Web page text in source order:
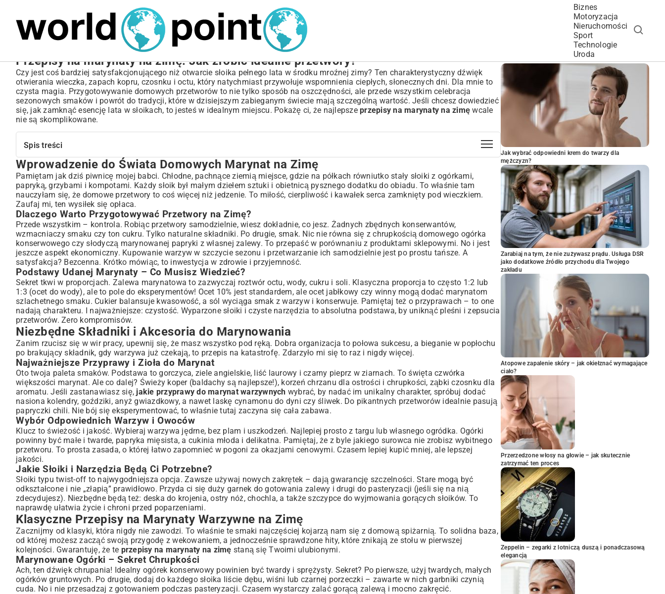
Biznes
Motoryzacja
Nieruchomości
Sport
Technologie
Uroda
Przepisy na marynaty na zimę: Jak zrobić idealne przetwory?
Czy jest coś bardziej satysfakcjonującego niż otwarcie słoika pełnego lata w środku mroźnej zimy? Ten charakterystyczny dźwięk
otwierania wieczka, zapach kopru, czosnku i octu, który natychmiast przywołuje wspomnienia ciepłych, słonecznych dni. Dla mnie to
czysta magia. Przygotowywanie domowych przetworów to nie tylko sposób na oszczędności, ale przede wszystkim celebracja
sezonowych smaków i powrót do tradycji, które w dzisiejszym zabieganym świecie mają szczególną wartość. Jeśli chcesz dowiedzieć
się, jak zamknąć esencję lata w słoikach, to jesteś w idealnym miejscu. Pokażę ci, że najlepsze przepisy na marynaty na zimę wcale
nie są skomplikowane.
Spis treści
Wprowadzenie do Świata Domowych Marynat na Zimę
Dlaczego Warto Przygotowywać Przetwory na Zimę?
Podstawy Udanej Marynaty – Co Musisz Wiedzieć?
Niezbędne Składniki i Akcesoria do Marynowania
Najważniejsze Przyprawy i Zioła do Marynat
Wybór Odpowiednich Warzyw i Owoców
Jakie Słoiki i Narzędzia Będą Ci Potrzebne?
Klasyczne Przepisy na Marynaty Warzywne na Zimę
Marynowane Ogórki – Sekret Chrupkości
Wyśmienita Marynowana Papryka
Cukinia w Słoikach – Kreatywne Warianty
Pomidorki Koktajlowe – Słodko-Kwaśne Przetwory
Nietypowe i Egzotyczne Pomysły na Marynaty
Marynaty Owocowe – Od Słodkich po Pikantne
Warzywa Korzeniowe w Nowej Odsłonie
Porady i Triki dla Perfekcyjnych Przetworów
Jak Zapobiegać Psuciu Się Marynat?
Błędy, Których Należy Unikać Przy Marynowaniu
Przechowywanie Marynat – Długotrwała Świeżość
Podsumowanie i Zachęta do Eksperymentów
Ciesz Się Smakiem Lata Przez Cały Rok!
Wprowadzenie do Świata Domowych Marynat na Zimę
Pamiętam jak dziś piwnicę mojej babci. Chłodne, pachnące ziemią miejsce, gdzie na półkach równiutko stały słoiki z ogórkami,
papryką, grzybami i kompotami. Każdy słoik był małym dziełem sztuki i obietnicą pysznego dodatku do obiadu. To właśnie tam
nauczyłam się, że domowe przetwory to coś więcej niż jedzenie. To miłość, cierpliwość i kawałek serca zamknięty pod wieczkiem.
Zaufaj mi, ten wysiłek się opłaca.
Dlaczego Warto Przygotowywać Przetwory na Zimę?
Przede wszystkim – kontrola. Robiąc przetwory samodzielnie, wiesz dokładnie, co jesz. Żadnych zbędnych konserwantów,
wzmacniaczy smaku czy ton cukru. Tylko naturalne składniki. Po drugie, smak. Nic nie równa się z chrupkością domowego ogórka
konserwowego czy słodyczą marynowanej papryki z własnej zalewy. To przepaść w porównaniu z produktami sklepowymi. No i jest
jeszcze aspekt ekonomiczny. Kupowanie warzyw w szczycie sezonu i przetwarzanie ich samodzielnie jest po prostu tańsze. A
satysfakcja? Bezcenna. Krótko mówiąc, to inwestycja w zdrowie i przyjemność.
Podstawy Udanej Marynaty – Co Musisz Wiedzieć?
Sekret tkwi w proporcjach. Zalewa marynatowa to zazwyczaj roztwór octu, wody, cukru i soli. Klasyczna proporcja to często 1:2 lub
1:3 (ocet do wody), ale to pole do eksperymentów! Ocet 10% jest standardem, ale ocet jabłkowy czy winny mogą dodać marynatom
szlachetnego smaku. Cukier balansuje kwasowość, a sól wyciąga smak z warzyw i konserwuje. Pamiętaj też o przyprawach – to one
nadają charakteru. I najważniejsze: czystość. Wyparzone słoiki i czyste narzędzia to absolutna podstawa, by uniknąć pleśni i zepsucia
przetworów. Zero kompromisów.
Niezbędne Składniki i Akcesoria do Marynowania
Zanim rzucisz się w wir pracy, upewnij się, że masz wszystko pod ręką. Dobra organizacja to połowa sukcesu, a bieganie w popłochu
po brakujący składnik, gdy warzywa już czekają, to przepis na katastrofę. Zdarzyło mi się to raz i nigdy więcej.
Najważniejsze Przyprawy i Zioła do Marynat
Oto twoja paleta smaków. Podstawa to gorczyca, ziele angielskie, liść laurowy i czarny pieprz w ziarnach. To święta czwórka
większości marynat. Ale co dalej? Świeży koper (baldachy są najlepsze!), korzeń chrzanu dla ostrości i chrupkości, ząbki czosnku dla
aromatu. Jeśli zastanawiasz się, jakie przyprawy do marynat warzywnych wybrać, by nadać im unikalny charakter, spróbuj dodać
nasiona kolendry, goździki, anyż gwiazdkowy, a nawet laskę cynamonu do dyni czy śliwek. Do pikantnych przetworów idealnie pasują
papryczki chili. Nie bój się eksperymentować, to właśnie tutaj zaczyna się cała zabawa.
Wybór Odpowiednich Warzyw i Owoców
Klucz to świeżość i jakość. Wybieraj warzywa jędrne, bez plam i uszkodzeń. Najlepiej prosto z targu lub własnego ogródka. Ogórki
powinny być małe i twarde, papryka mięsista, a cukinia młoda i delikatna. Pamiętaj, że z byle jakiego surowca nie zrobisz wybitnego
przetworu. To prosta zasada, o której łatwo zapomnieć w pogoni za okazjami cenowymi. Czasem lepiej kupić mniej, ale lepszej
jakości.
Jakie Słoiki i Narzędzia Będą Ci Potrzebne?
Słoiki typu twist-off to najwygodniejsza opcja. Zawsze używaj nowych zakrętek – dają gwarancję szczelności. Stare mogą być
odkształcone i nie „złapią” prawidłowo. Przyda ci się duży garnek do gotowania zalewy i drugi do pasteryzacji (jeśli się na nią
zdecydujesz). Niezbędne będą też: deska do krojenia, ostry nóż, chochla, a także szczypce do wyjmowania gorących słoików. To
naprawdę ułatwia życie i chroni przed poparzeniami.
Klasyczne Przepisy na Marynaty Warzywne na Zimę
Zacznijmy od klasyki, która nigdy nie zawodzi. To właśnie te smaki najczęściej kojarzą nam się z domową spiżarnią. To solidna baza,
od której możesz zacząć swoją przygodę z wekowaniem, a jednocześnie sprawdzone hity, które znikają ze stołu w pierwszej
kolejności. Gwarantuję, że te przepisy na marynaty na zimę staną się Twoimi ulubionymi.
Marynowane Ogórki – Sekret Chrupkości
Ach, ten dźwięk chrupania! Idealny ogórek konserwowy powinien być twardy i sprężysty. Sekret? Po pierwsze, użyj twardych, małych
ogórków gruntowych. Po drugie, dodaj do każdego słoika liście dębu, wiśni lub czarnej porzeczki – zawarte w nich garbniki czynią
cuda. No i nie przesadzaj z gotowaniem podczas pasteryzacji. Czasem wystarczy zalać gorącą zalewą i mocno zakręcić.
POPULARNE ARTYKUŁY
Jak wybrać odpowiedni krem do twarzy dla
mężczyzn?
Zarabiaj na tym, że nie zużywasz prądu. Usługa DSR
jako dodatkowe źródło przychodu dla Twojego
zakładu
Atopowe zapalenie skóry – jak okiełznać wymagające
ciało?
Przerzedzone włosy na głowie – jak skutecznie
zatrzymać ten proces
Zeppelin – zegarki z lotniczą duszą i ponadczasową
elegancją